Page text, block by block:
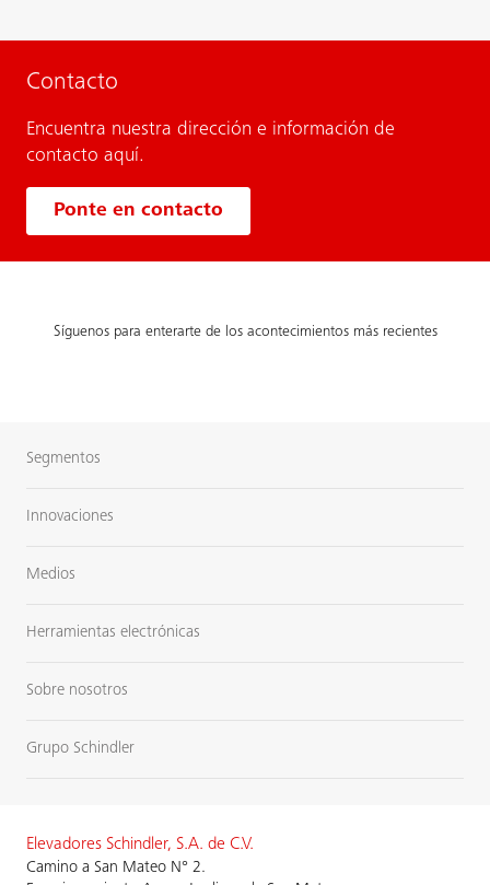
Contacto
Encuentra nuestra dirección e información de
contacto aquí.
Ponte en contacto
Síguenos para enterarte de los acontecimientos más recientes
Segmentos
Innovaciones
Medios
Herramientas electrónicas
Sobre nosotros
Grupo Schindler
Elevadores Schindler, S.A. de C.V.
Camino a San Mateo N° 2.